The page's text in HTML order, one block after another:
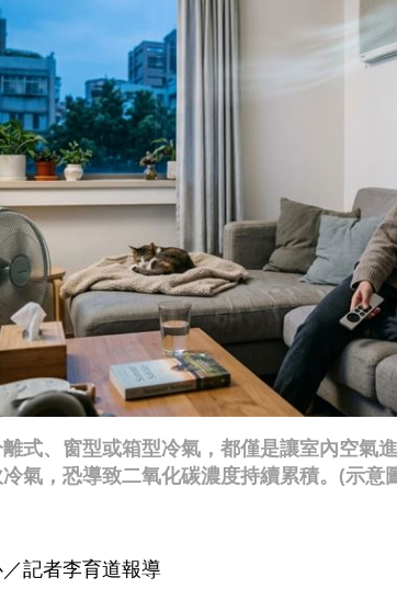
式、窗型或箱型冷氣，都僅是讓室內空氣
氣，恐導致二氧化碳濃度持續累積。(示意
記者李育道報導